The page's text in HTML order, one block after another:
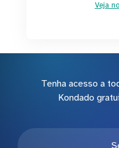
Veja
Tenha acesso a
Kondado